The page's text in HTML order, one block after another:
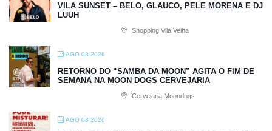
VILA SUNSET – BELO, GLAUCO, PELE MORENA E DJ
LUUH
Shopping Vila Velha
AGO 08 2026
RETORNO DO “SAMBA DA MOON” AGITA O FIM DE
SEMANA NA MOON DOGS CERVEJARIA
Cervejaria Moondogs
AGO 08 2026